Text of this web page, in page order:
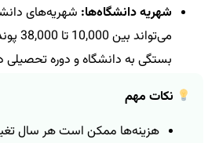
شهریه دانشگاه‌ها: شهریه‌های
بستگی به دانشگاه و دوره تحصیلی
نکات مهم
هزینه‌ها ممکن است هر سال